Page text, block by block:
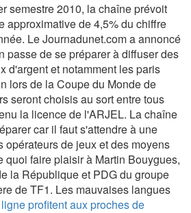
semestre 2010, la chaîne prévoit
approximative de 4,5% du chiffre
Le Journadunet.com a annoncé
passe de se préparer à diffuser des
d'argent et notamment les paris
lors de la Coupe du Monde de
seront choisis au sort entre tous
la licence de l'ARJEL. La chaîne
car il faut s'attendre à une
opérateurs de jeux et des moyens
quoi faire plaisir à Martin Bouygues,
la République et PDG du groupe
de TF1. Les mauvaises langues
profitent aux proches de